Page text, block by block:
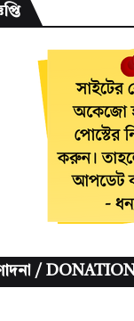
/ DONATION